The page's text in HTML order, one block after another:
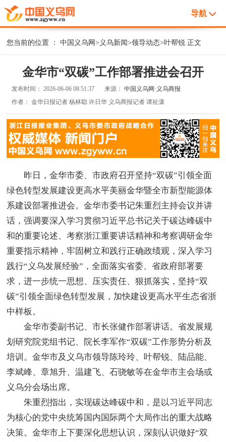
导航
您当前的位置 ：中国义乌网> 义乌新闻>领导动态>叶帮锐 正文
金华市“双碳”工作部署推进会召开
发布时间：2026-06-06 08:51:37 来源：中国义乌网·义乌商报
作者：金华日报记者 杨林聪 许日华 义乌商报记者 谭祉潇
昨日，金华市委、市政府召开坚持“双碳”引领全面
绿色转型发展建设更高水平美丽金华暨全市新型能源体
系建设部署推进会。金华市委书记朱重烈主持会议并讲
话，强调要深入学习贯彻习近平总书记关于碳达峰碳中
和的重要论述、考察浙江重要讲话精神和考察调研金华
重要指示精神，牢固树立和践行正确政绩观，深入学习
践行“义乌发展经验”，全面落实省委、省政府部署要
求，进一步统一思想、压实责任、狠抓落实，坚持“双
碳”引领全面绿色转型发展，加快建设更高水平生态省浙
中样板。
金华市委副书记、市长张健作部署讲话。省发展规
划研究院党组书记、院长李军作“双碳”工作形势分析及
培训。金华市及义乌市领导陈玲玲、叶帮锐、陆品能、
李斌峰、章旭升、温建飞、石骁敏等在金华市主会场或
义乌分会场出席。
朱重烈指出，实现碳达峰碳中和，是以习近平同志
为核心的党中央统筹国内国际两个大局作出的重大战略
决策。金华市上下要深化思想认识，深刻认识做好“双